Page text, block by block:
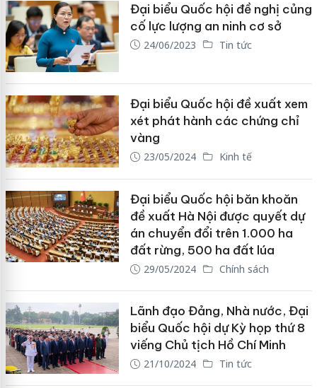
Đại biểu Quốc hội đề nghị củng
cố lực lượng an ninh cơ sở
24/06/2023 Tin tức
Đại biểu Quốc hội đề xuất xem
xét phát hành các chứng chỉ
vàng
23/05/2024 Kinh tế
Đại biểu Quốc hội băn khoăn
đề xuất Hà Nội được quyết dự
án chuyển đổi trên 1.000 ha
đất rừng, 500 ha đất lúa
29/05/2024 Chính sách
Lãnh đạo Đảng, Nhà nước, Đại
biểu Quốc hội dự Kỳ họp thứ 8
viếng Chủ tịch Hồ Chí Minh
21/10/2024 Tin tức